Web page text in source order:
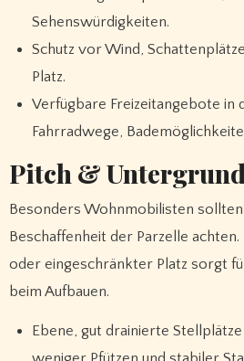
Sehenswürdigkeiten.
Schutz vor Wind,
Platz.
Verfügbare Freizeitangebote in
Fahrradwege,
Pitch & Untergrund
Besonders Wohnmobilisten sollten
Beschaffenheit der Parzelle
oder eingeschränkter Platz sorgt
beim Aufbauen.
Ebene, gut drainierte